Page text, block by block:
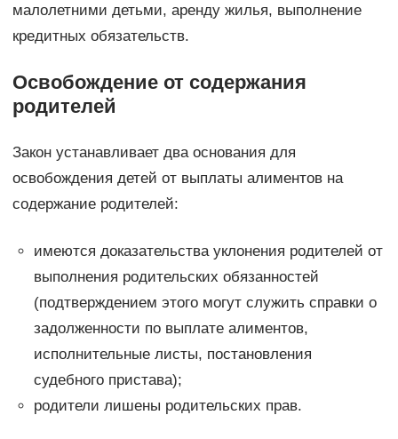
малолетними детьми, аренду жилья, выполнение
кредитных обязательств.
Освобождение от содержания
родителей
Закон устанавливает два основания для
освобождения детей от выплаты алиментов на
содержание родителей:
имеются доказательства уклонения родителей от
выполнения родительских обязанностей
(подтверждением этого могут служить справки о
задолженности по выплате алиментов,
исполнительные листы, постановления
судебного пристава);
родители лишены родительских прав.